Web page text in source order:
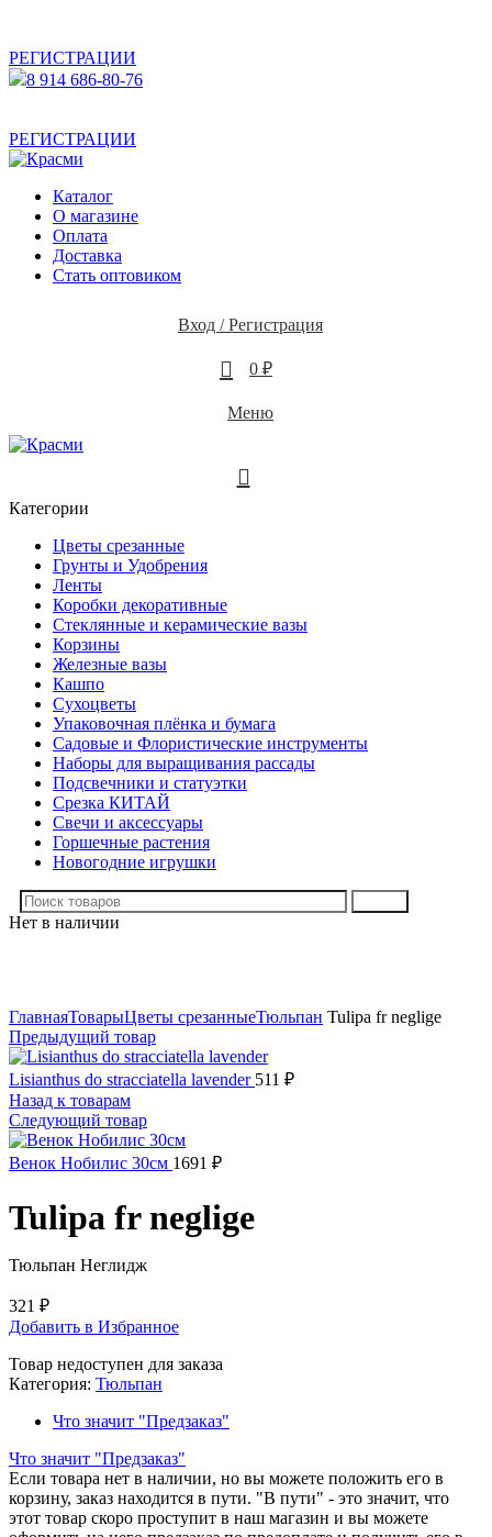
РЕГИСТРАЦИИ
8 914 686-80-76
РЕГИСТРАЦИИ
Каталог
О магазине
Оплата
Доставка
Стать оптовиком
Вход / Регистрация
0 ₽
Меню
Категории
Цветы срезанные
Грунты и Удобрения
Ленты
Коробки декоративные
Стеклянные и керамические вазы
Корзины
Железные вазы
Кашпо
Сухоцветы
Упаковочная плёнка и бумага
Садовые и Флористические инструменты
Наборы для выращивания рассады
Подсвечники и статуэтки
Срезка КИТАЙ
Свечи и аксессуары
Горшечные растения
Новогодние игрушки
Нет в наличии
ГлавнаяТоварыЦветы срезанныеТюльпан Tulipa fr neglige
Предыдущий товар
Lisianthus do stracciatella lavender 511 ₽
Назад к товарам
Следующий товар
Венок Нобилис 30см 1691 ₽
Tulipa fr neglige
Тюльпан Неглидж
321 ₽
Добавить в Избранное
Товар недоступен для заказа
Категория: Тюльпан
Что значит "Предзаказ"
Что значит "Предзаказ"
Если товара нет в наличии, но вы можете положить его в
корзину, заказ находится в пути. "В пути" - это значит, что
этот товар скоро проступит в наш магазин и вы можете